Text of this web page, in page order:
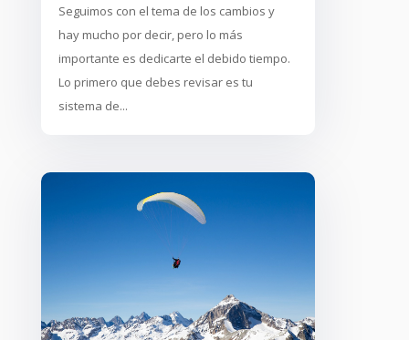
Seguimos con el tema de los cambios y
hay mucho por decir, pero lo más
importante es dedicarte el debido tiempo.
Lo primero que debes revisar es tu
sistema de...